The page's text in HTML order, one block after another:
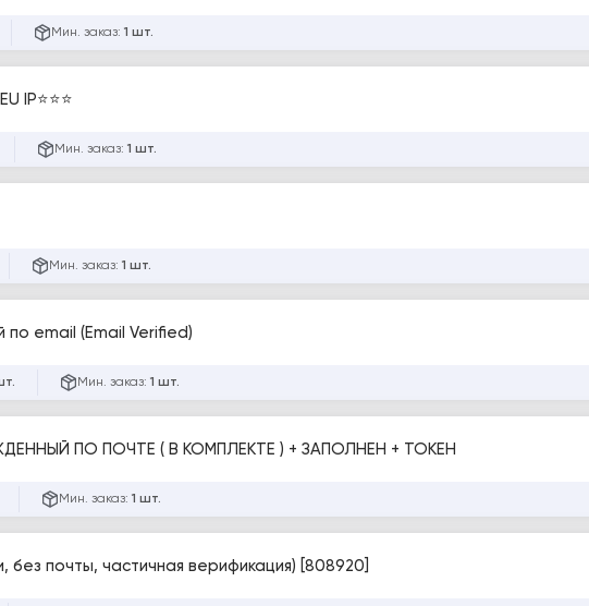
Мин. заказ: 1 шт.
IP⭐⭐⭐
Мин. заказ: 1 шт.
Мин. заказ: 1 шт.
email (Email Verified)
Мин. заказ: 1 шт.
ПО ПОЧТЕ ( В КОМПЛЕКТЕ ) + ЗАПОЛНЕН + ТОКЕН
Мин. заказ: 1 шт.
без почты, частичная верификация) [808920]